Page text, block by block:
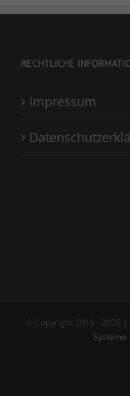
RECHTLICHE
Impressum
© Copyright 2016 - 2026 |
Systeme